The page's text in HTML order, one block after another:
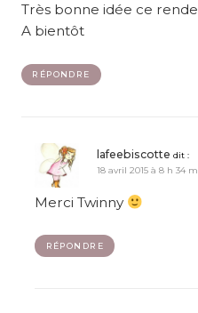
Très bonne idée ce
A bientôt
RÉPONDRE
lafeebiscotte dit :
18 avril 2015 à 8 h 34
Merci Twinny
RÉPONDRE